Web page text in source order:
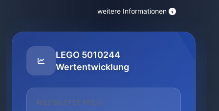
weitere Informationen
LEGO 5010244
Wertentwicklung
NIEDRIGSTER PREIS